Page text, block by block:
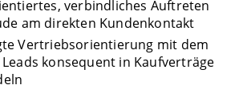
verbindliches Auftreten
am direkten Kundenkontakt
Vertriebsorientierung mit dem
konsequent in Kaufverträge